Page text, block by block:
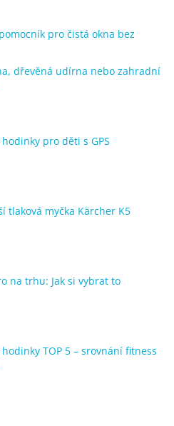
pro čistá okna bez
dřevěná udírna nebo zahradní
pro děti s GPS
tlaková myčka Kärcher K5
na trhu: Jak si vybrat to
TOP 5 – srovnání fitness